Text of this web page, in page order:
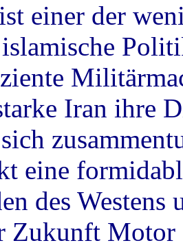
einer der
Iran ihre
eine
des Westens
Zukunft Motor